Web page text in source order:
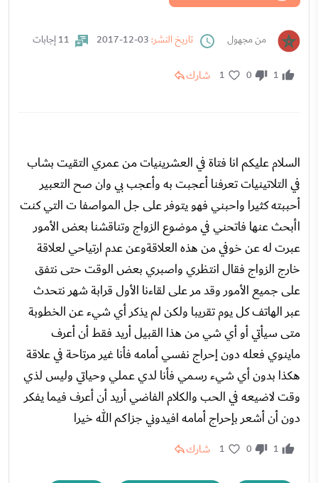
من مجهول تاريخ النشر: 11 إجابات
1
0
1 شارك
السلام عليكم انا فتاة في العشرينيات من عمري التقيت بشاب
في التلاتينيات تعرفنا أعجبت به وأعجب بي وان صح التعبير
أحببته كثيرا واحبني فهو يتوفر على جل المواصفا ت التي كنت
اأبحث عنها فاتحني في موضوع الزواج وتناقشنا بعض الأمور
عبرت له عن خوفي من هذه العلاقةوعن عدم ارتياحي لعلاقة
خارج الزواج فقال انتظري واصبري بعض الوقت حتى نتفق
على جميع الأمور وقد مر على لقاءنا الأول قرابة شهر نتحدث
عبر الهاتف كل يوم تقريبا ولكن لم يذكر أي شيء عن الخطوبة
متى سيأتي أو أي شي من هذا القبيل أريد فقط أن أعرف
ماينوي فعله دون إحراج نفسي أمامه فأنا غير مرتاحة في علاقة
هكذا بدون أي شيء رسمي فأنا لدي عملي وحياتي وليس لذي
وقت لاضيعه في الحب والكلام الفاضي أريد أن أعرف فيما يفكر
دون أن أشعر بإحراج أمامه افيدوني جزاكم الله خيرا
1
0
1 شارك